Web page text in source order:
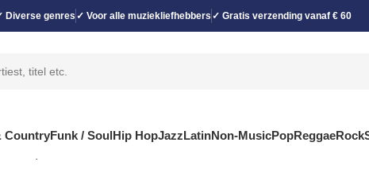
Diverse genres ✓ Voor alle muziekliefhebbers ✓ Gratis verzending vanaf € 60
CountryFunk / SoulHip HopJazzLatinNon-MusicPopReggaeRock